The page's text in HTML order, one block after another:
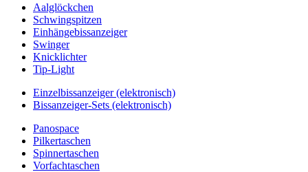
Aalglöckchen
Schwingspitzen
Einhängebissanzeiger
Swinger
Knicklichter
Tip-Light
Einzelbissanzeiger (elektronisch)
Bissanzeiger-Sets (elektronisch)
Panospace
Pilkertaschen
Spinnertaschen
Vorfachtaschen